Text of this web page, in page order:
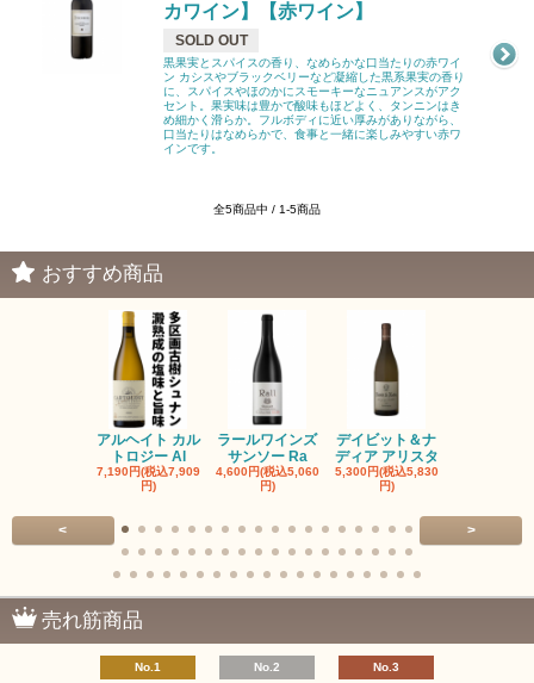
カワイン】【赤ワイン】
SOLD OUT
黒果実とスパイスの香り、なめらかな口当たりの赤ワイ
ン カシスやブラックベリーなど凝縮した黒系果実の香り
に、スパイスやほのかにスモーキーなニュアンスがアク
セント。果実味は豊かで酸味もほどよく、タンニンはき
め細かく滑らか。フルボディに近い厚みがありながら、
口当たりはなめらかで、食事と一緒に楽しみやすい赤ワ
インです。
全5商品中 / 1-5商品
おすすめ商品
アルヘイト カル
トロジー Al
7,190円(税込7,909
円)
ラールワインズ
サンソー Ra
4,600円(税込5,060
円)
デイビット＆ナ
ディア アリスタ
5,300円(税込5,830
円)
< >
売れ筋商品
No.1 No.2 No.3